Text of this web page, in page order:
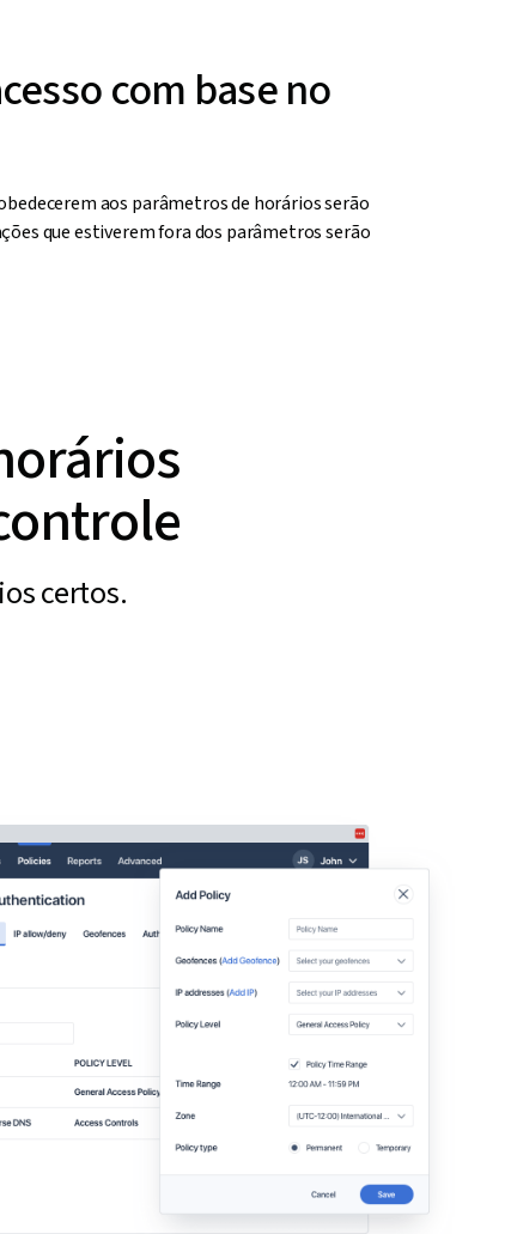
com base no
aos parâmetros de horários serão
que estiverem fora dos parâmetros serão
certos.